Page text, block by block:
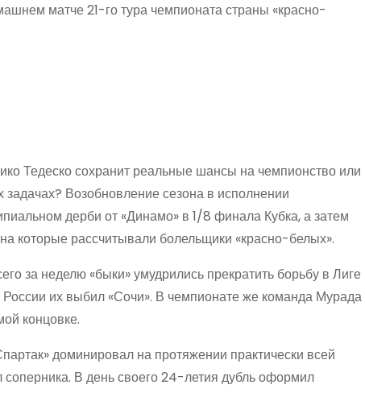
матче 21-го тура чемпионата страны «красно-
Тедеско сохранит реальные шансы на чемпионство или
Возобновление сезона в исполнении
дерби от «Динамо» в 1/8 финала Кубка, а затем
которые рассчитывали болельщики «красно-белых».
за неделю «быки» умудрились прекратить борьбу в Лиге
их выбил «Сочи». В чемпионате же команда Мурада
концовке.
доминировал на протяжении практически всей
В день своего 24-летия дубль оформил